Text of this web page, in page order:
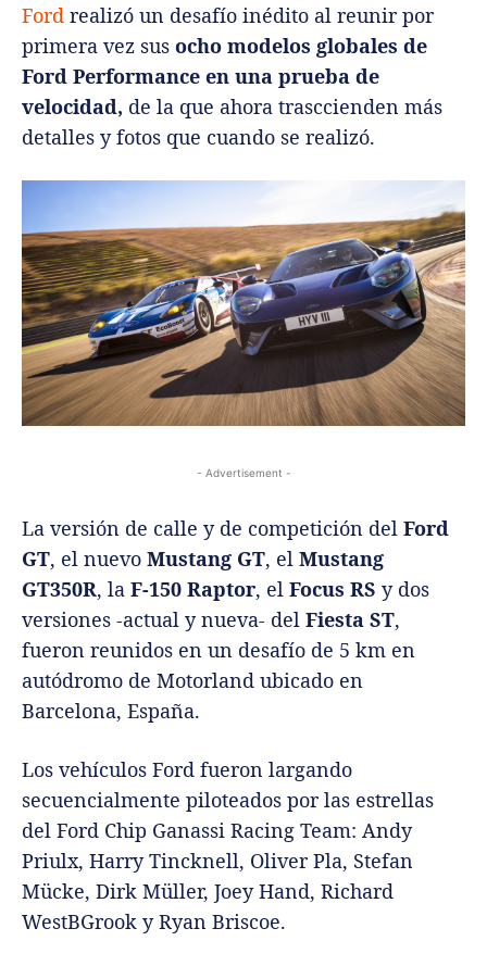
Ford realizó un desafío inédito al reunir por
primera vez sus ocho modelos globales de
Ford Performance en una prueba de
velocidad, de la que ahora trasccienden más
detalles y fotos que cuando se realizó.
- Advertisement -
La versión de calle y de competición del Ford
GT, el nuevo Mustang GT, el Mustang
GT350R, la F-150 Raptor, el Focus RS y dos
versiones -actual y nueva- del Fiesta ST,
fueron reunidos en un desafío de 5 km en
autódromo de Motorland ubicado en
Barcelona, España.
Los vehículos Ford fueron largando
secuencialmente piloteados por las estrellas
del Ford Chip Ganassi Racing Team: Andy
Priulx, Harry Tincknell, Oliver Pla, Stefan
Mücke, Dirk Müller, Joey Hand, Richard
WestBGrook y Ryan Briscoe.